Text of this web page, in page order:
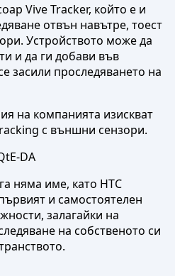
Vive Tracker, който е и
отвън навътре, тоест
Устройството може да
и да ги добави във
засили проследяването на
на компанията изискват
с външни сензори.
DA
няма име, като HTC
и самостоятелен
залагайки на
на собственото си